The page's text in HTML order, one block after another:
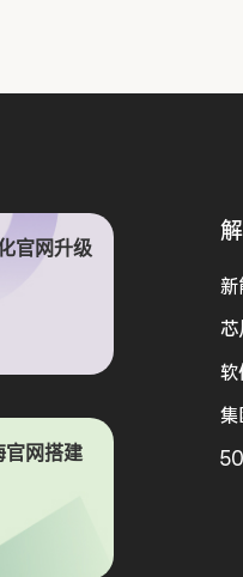
官网升级
官网搭建
新
芯
软
集